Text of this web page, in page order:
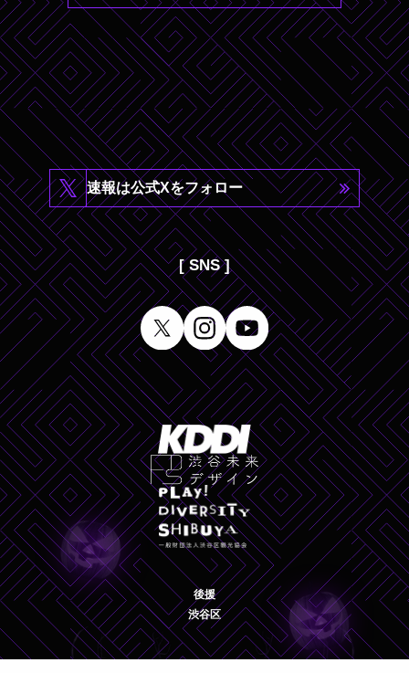
速報は公式Xをフォロー
[ SNS ]
後援
渋谷区